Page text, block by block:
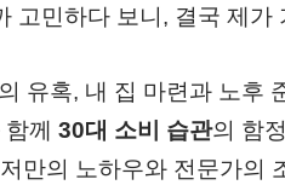
고민하다 보니, 결국 제가
유혹, 내 집 마련과 노후
함께30대 소비 습관의 함
만의 노하우와 전문가의